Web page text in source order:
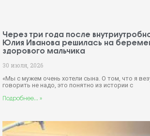
Через три года после
Юлия Иванова решилась на
здорового мальчика
30 июля, 2026
«Мы с мужем очень хотели сына. О том, что я
говорить не надо, это понятно из истории с
Подробнее... »